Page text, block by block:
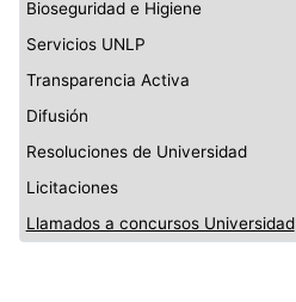
Bioseguridad e Higiene
Servicios UNLP
Transparencia Activa
Difusión
Resoluciones de Universidad
Licitaciones
Llamados a concursos Universidad